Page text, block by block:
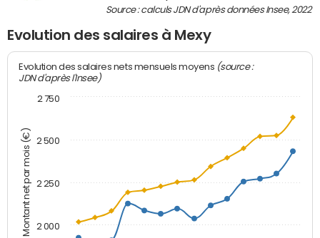
Source : calculs JDN d'après données Insee, 2022
Evolution des salaires à Mexy
Montant net par mois (€)
Evolution des salaires nets mensuels moyens (source :
JDN d'après l'Insee)
2 000
2 250
2 500
2 750